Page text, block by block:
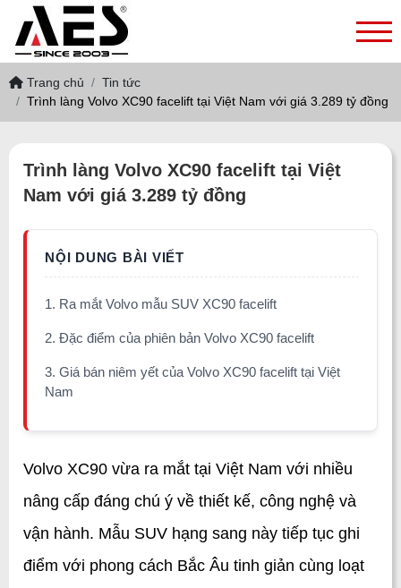
Trang chủ
Tin tức
Trình làng Volvo XC90 facelift tại Việt Nam với giá 3.289 tỷ đồng
Trình làng Volvo XC90 facelift tại Việt
Nam với giá 3.289 tỷ đồng
1. Ra mắt Volvo mẫu SUV XC90 facelift
2. Đặc điểm của phiên bản Volvo XC90 facelift
3. Giá bán niêm yết của Volvo XC90 facelift tại Việt
Nam
Volvo XC90 vừa ra mắt tại Việt Nam với nhiều
nâng cấp đáng chú ý về thiết kế, công nghệ và
vận hành. Mẫu SUV hạng sang này tiếp tục ghi
điểm với phong cách Bắc Âu tinh giản cùng loạt